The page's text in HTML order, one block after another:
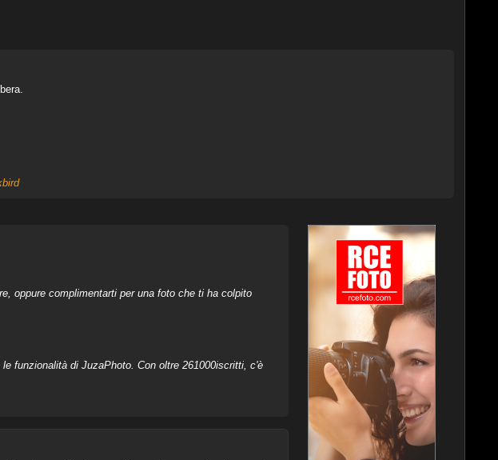
oppure complimentarti per una foto che ti ha colpito
funzionalità di JuzaPhoto. Con oltre 261000iscritti, c'è